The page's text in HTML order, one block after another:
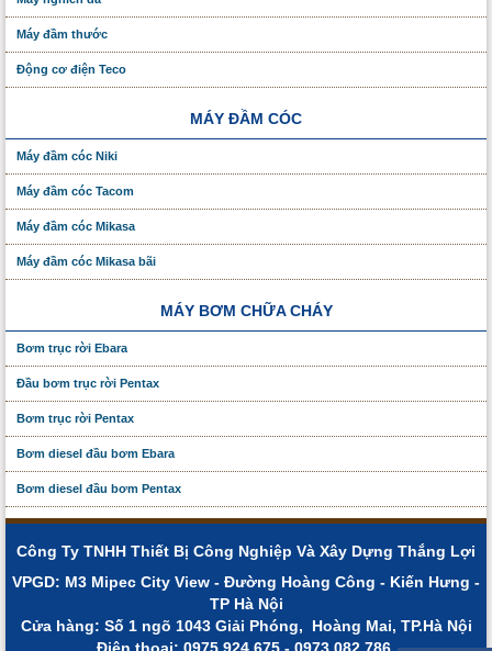
Máy đầm thước
Động cơ điện Teco
MÁY ĐẦM CÓC
Máy đầm cóc Niki
Máy đầm cóc Tacom
Máy đầm cóc Mikasa
Máy đầm cóc Mikasa bãi
MÁY BƠM CHỮA CHÁY
Bơm trục rời Ebara
Đầu bơm trục rời Pentax
Bơm trục rời Pentax
Bơm diesel đầu bơm Ebara
Bơm diesel đầu bơm Pentax
Công Ty TNHH Thiết Bị Công Nghiệp Và Xây Dựng Thắng Lợi
VPGD: M3 Mipec City View - Đường Hoàng Công - Kiến Hưng -
TP Hà Nội
Cửa hàng: Số 1 ngõ 1043 Giải Phóng, Hoàng Mai, TP.Hà Nội